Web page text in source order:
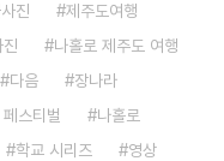
진
제주도여행
진
나홀로 제주도 여행
다음
장나라
스티벌
나홀로
학교 시리즈
영상